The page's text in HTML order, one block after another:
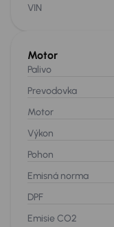
VIN
Motor
Palivo
Prevodovka
Motor
Výkon
Pohon
Emisná norma
DPF
Emisie CO2